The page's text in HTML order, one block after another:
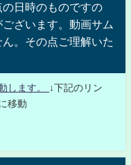
日時のものですの
ざいます。動画サム
。その点ご理解いた
します。
↓下記のリン
移動